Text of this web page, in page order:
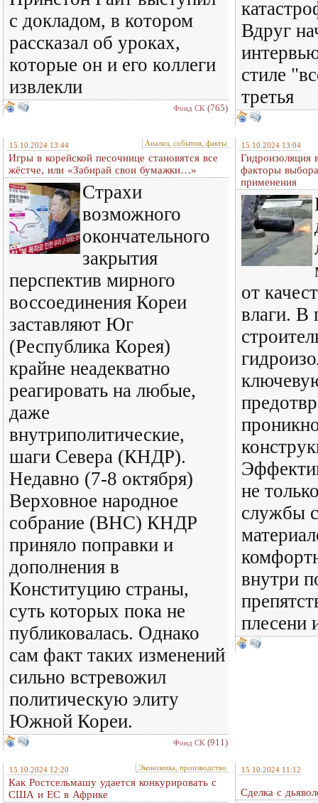
с докладом, в котором
рассказал об уроках,
которые он и его коллеги
извлекли
Фонд СК (765)
Вдруг
стиле
третья
15.10.2024 13:44 Анализ, события, факты
Игры в корейской песочнице становятся все
жёстче, или «Забирай свои бумажки…»
Страхи
возможного
окончательного
закрытия
перспектив мирного
воссоединения Кореи
заставляют Юг
(Республика Корея)
крайне неадекватно
реагировать на любые,
даже
внутриполитические,
шаги Севера (КНДР).
Недавно (7-8 октября)
Верховное народное
собрание (ВНС) КНДР
приняло поправки и
дополнения в
Конституцию страны,
суть которых пока не
публиковалась. Однако
сам факт таких изменений
сильно встревожил
политическую элиту
Южной Кореи.
Фонд СК (911)
15.10.2024 13:04
Гидроизоляция
факторы
применения
от
влаги. В
не
службы
внутри
плесени
15.10.2024 12:20 Экономика, производство
Как Ростсельмашу удается конкурировать с
США и ЕС в Африке
15.10.2024 11:12
Сделка с